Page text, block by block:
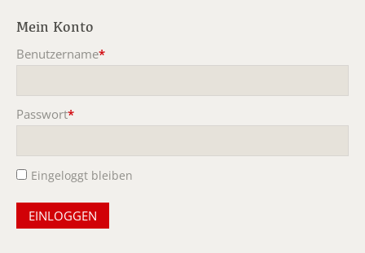
Mein Konto
Benutzername*
Passwort*
Eingeloggt bleiben